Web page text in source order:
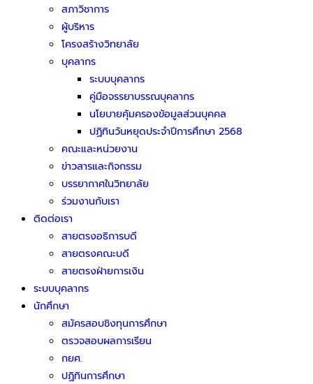
สภาวิชาการ
ผู้บริหาร
โครงสร้างวิทยาลัย
บุคลากร
ระบบบุคลากร
คู่มือจรรยาบรรณบุคลากร
นโยบายคุ้มครองข้อมูลส่วนบุคคล
ปฏิทินวันหยุดประจำปีการศึกษา 2568
คณะและหน่วยงาน
ข่าวสารและกิจกรรม
บรรยากาศในวิทยาลัย
ร่วมงานกับเรา
ติดต่อเรา
สายตรงอธิการบดี
สายตรงคณะบดี
สายตรงฝ่ายการเงิน
ระบบบุคลากร
นักศึกษา
สมัครสอบชิงทุนการศึกษา
ตรวจสอบผลการเรียน
กยศ.
ปฏิทินการศึกษา